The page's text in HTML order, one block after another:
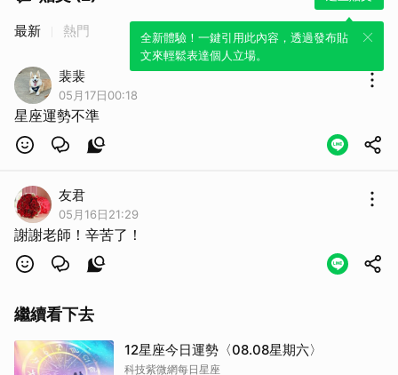
全新體驗！一鍵引用此內容，透過發布貼
文來輕鬆表達個人立場。
最新 熱門
裴裴
05月17日00:18
星座運勢不準
友君
05月16日21:29
謝謝老師！辛苦了！
繼續看下去
12星座今日運勢〈08.08星期六〉
科技紫微網每日星座